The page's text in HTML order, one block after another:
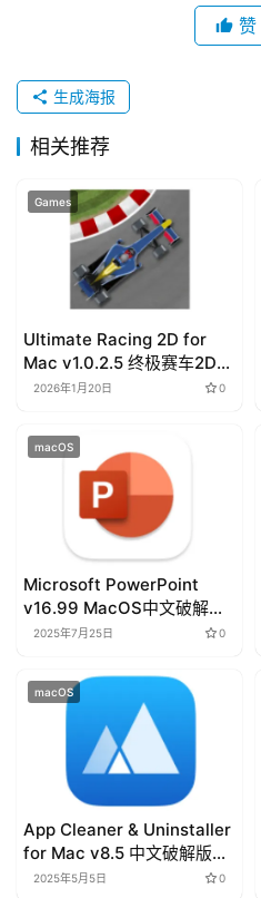
m
e
r
i
赞
生成海报
相关推荐
Games
Ultimate Racing 2D for
Mac v1.0.2.5 终极赛车2D激
活版下载
2026年1月20日 0
macOS
Microsoft PowerPoint
v16.99 MacOS中文破解版
下载
2025年7月25日 0
macOS
App Cleaner & Uninstaller
for Mac v8.5 中文破解版下
载2025年5月5日 0